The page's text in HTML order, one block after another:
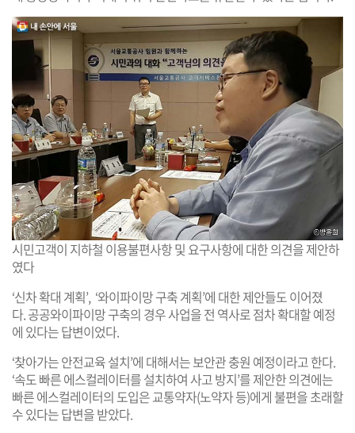
시민고객이 지하철 이용불편사항 및 요구사항에 대한 의견을 제안하
였다
‘신차 확대 계획’, ‘와이파이망 구축 계획’에 대한 제안들도 이어졌
다. 공공와이파이망 구축의 경우 사업을 전 역사로 점차 확대할 예정
에 있다는 답변이었다.
‘찾아가는 안전교육 설치’에 대해서는 보안관 충원 예정이라고 한다.
‘속도 빠른 에스컬레이터를 설치하여 사고 방지’를 제안한 의견에는
빠른 에스컬레이터의 도입은 교통약자(노약자 등)에게 불편을 초래할
수 있다는 답변을 받았다.